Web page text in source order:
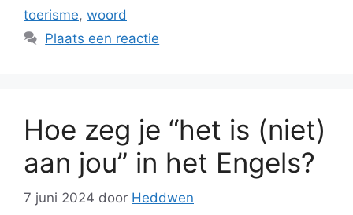
toerisme, woord
Plaats een reactie
Hoe zeg je “het is (niet)
aan jou” in het Engels?
7 juni 2024 door Heddwen